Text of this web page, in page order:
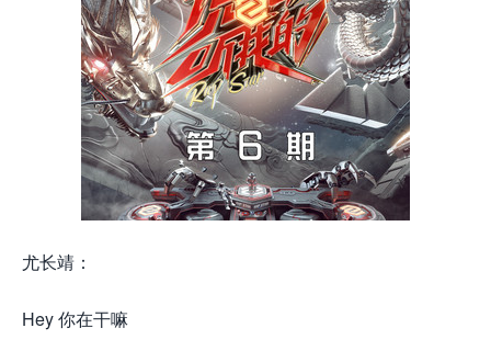
尤长靖：
Hey 你在干嘛